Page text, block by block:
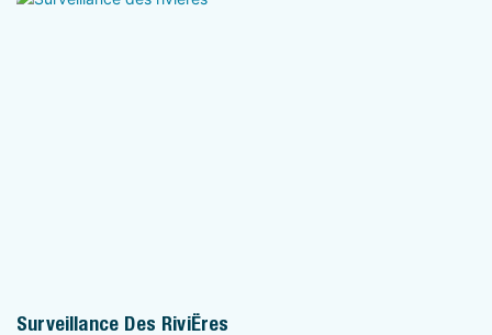
Surveillance Des Rivières